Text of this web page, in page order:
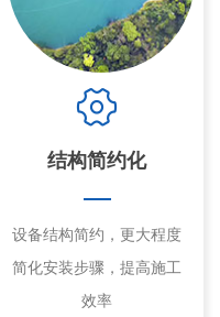
结构简约化
设备结构简约，更大程度
简化安装步骤，提高施工
效率